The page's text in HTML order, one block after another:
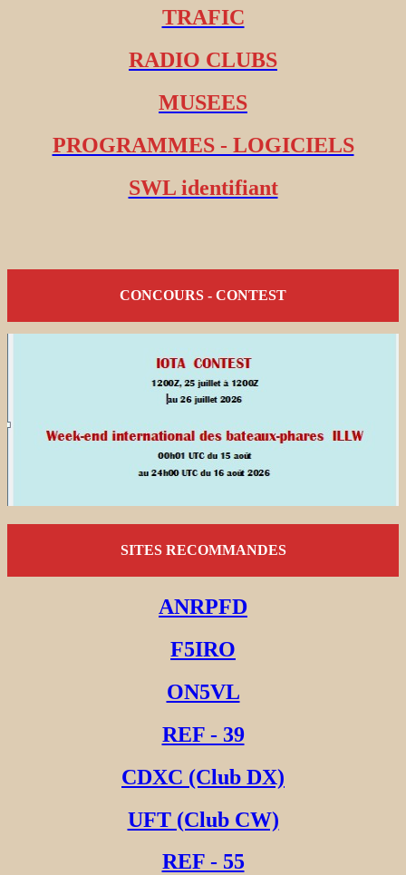
TRAFIC
RADIO CLUBS
MUSEES
PROGRAMMES - LOGICIELS
SWL identifiant
CONCOURS - CONTEST
SITES RECOMMANDES
ANRPFD
F5IRO
ON5VL
REF - 39
CDXC (Club DX)
UFT (Club CW)
REF - 55